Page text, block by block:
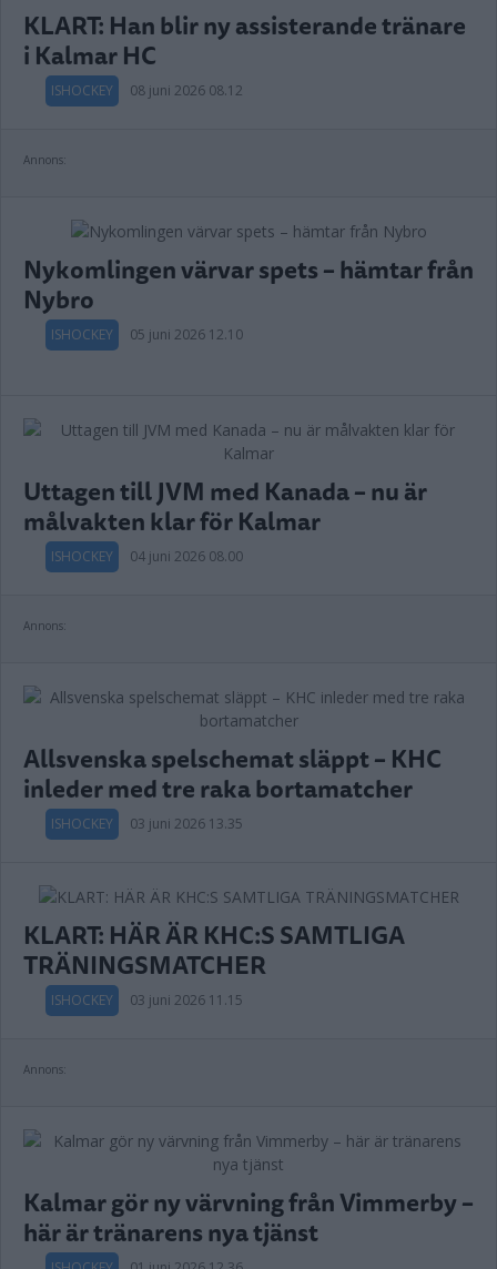
KLART: Han blir ny assisterande tränare
i Kalmar HC
ISHOCKEY 08 juni 2026 08.12
Annons:
Nykomlingen värvar spets – hämtar från
Nybro
ISHOCKEY 05 juni 2026 12.10
Uttagen till JVM med Kanada – nu är
målvakten klar för Kalmar
ISHOCKEY 04 juni 2026 08.00
Annons:
Allsvenska spelschemat släppt – KHC
inleder med tre raka bortamatcher
ISHOCKEY 03 juni 2026 13.35
KLART: HÄR ÄR KHC:S SAMTLIGA
TRÄNINGSMATCHER
ISHOCKEY 03 juni 2026 11.15
Annons:
Kalmar gör ny värvning från Vimmerby –
här är tränarens nya tjänst